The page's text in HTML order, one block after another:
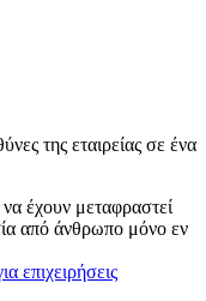
της εταιρείας σε ένα
έχουν μεταφραστεί
από άνθρωπο μόνο εν
επιχειρήσεις